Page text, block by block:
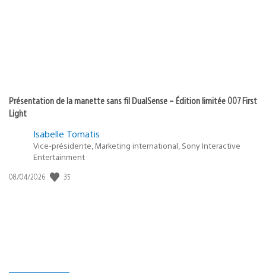
Présentation de la manette sans fil DualSense – Édition limitée 007 First
Light
Isabelle Tomatis
Vice-présidente, Marketing international, Sony Interactive
Entertainment
Date
08/04/2026 35